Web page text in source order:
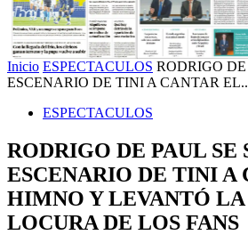
Inicio ESPECTACULOS RODRIGO
ESCENARIO DE TINI A CANTAR
ESPECTACULOS
RODRIGO DE PAUL SE
ESCENARIO DE TINI A
HIMNO Y LEVANTÓ LA
LOCURA DE LOS FANS